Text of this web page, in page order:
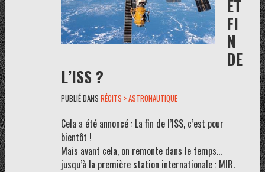
ET
FI
N
DE
L’ISS ?
PUBLIÉ DANS RÉCITS > ASTRONAUTIQUE
Cela a été annoncé : La fin de l’ISS, c’est pour
bientôt !
Mais avant cela, on remonte dans le temps…
jusqu’à la première station internationale : MIR.